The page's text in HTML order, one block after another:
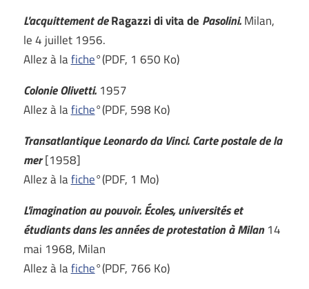
L'acquittement deRagazzi di vita de Pasolini.Milan,
le 4 juillet 1956.
Allez à lafiche°(PDF, 1 650 Ko)
Colonie Olivetti.1957
Allez à lafiche°(PDF, 598 Ko)
Transatlantique Leonardo da Vinci. Carte postale de la
mer[1958]
Allez à lafiche°(PDF, 1 Mo)
L'imagination au pouvoir. Écoles, universités et
étudiants dans les années de protestation à Milan14
mai 1968, Milan
Allez à lafiche°(PDF, 766 Ko)